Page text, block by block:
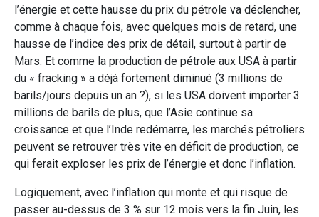
l’énergie et cette hausse du prix du pétrole va déclencher,
comme à chaque fois, avec quelques mois de retard, une
hausse de l’indice des prix de détail, surtout à partir de
Mars. Et comme la production de pétrole aux USA à partir
du « fracking » a déjà fortement diminué (3 millions de
barils/jours depuis un an ?), si les USA doivent importer 3
millions de barils de plus, que l’Asie continue sa
croissance et que l’Inde redémarre, les marchés pétroliers
peuvent se retrouver très vite en déficit de production, ce
qui ferait exploser les prix de l’énergie et donc l’inflation.
Logiquement, avec l’inflation qui monte et qui risque de
passer au-dessus de 3 % sur 12 mois vers la fin Juin, les